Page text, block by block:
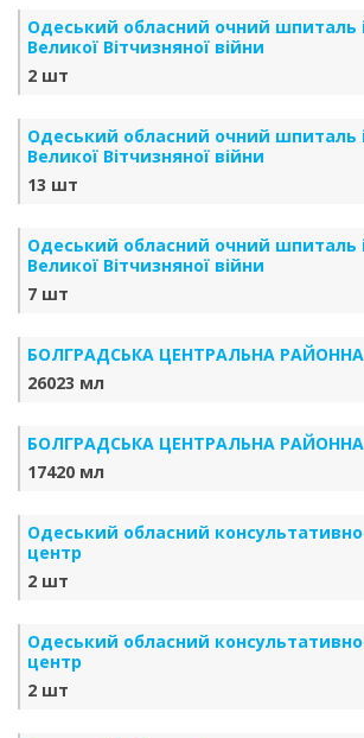
Одеський обласний очний шпиталь
Великої Вітчизняної війни
2 шт
Одеський обласний очний шпиталь
Великої Вітчизняної війни
13 шт
Одеський обласний очний шпиталь
Великої Вітчизняної війни
7 шт
БОЛГРАДСЬКА ЦЕНТРАЛЬНА РАЙОННА
26023 мл
БОЛГРАДСЬКА ЦЕНТРАЛЬНА РАЙОННА
17420 мл
Одеський обласний
центр
2 шт
Одеський обласний
центр
2 шт